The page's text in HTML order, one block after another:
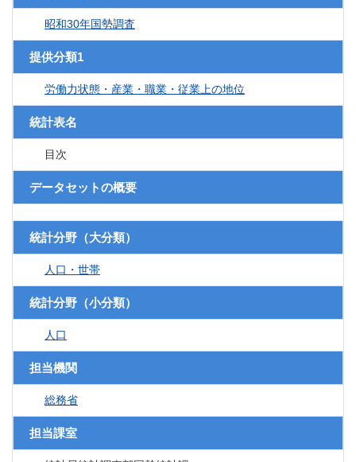
昭和30年国勢調査
提供分類1
労働力状態・産業・職業・従業上の地位
統計表名
目次
データセットの概要
統計分野（大分類）
人口・世帯
統計分野（小分類）
人口
担当機関
総務省
担当課室